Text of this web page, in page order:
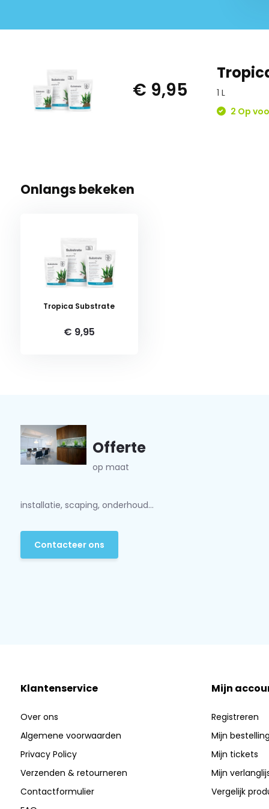
€ 9,95
1 L
2 Op
Onlangs bekeken
Tropica Substrate
€ 9,95
Offerte
op maat
installatie, scaping, onderhoud...
Contacteer ons
Klantenservice
Over ons
Algemene voorwaarden
Privacy Policy
Verzenden & retourneren
Contactformulier
Mijn
Registreren
Mijn
Mijn tickets
Mijn
Vergelijk